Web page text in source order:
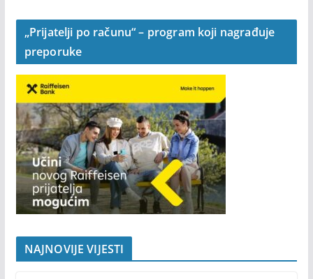
„Prijatelji po računu“ – program koji nagrađuje
preporuke
NAJNOVIJE VIJESTI